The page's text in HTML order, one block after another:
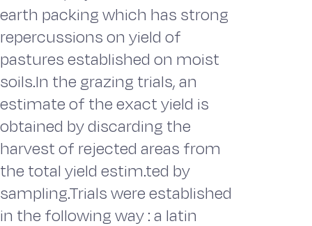
earth packing which has strong
repercussions on yield of
pastures established on moist
soils.In the grazing trials, an
estimate of the exact yield is
obtained by discarding the
harvest of rejected areas from
the total yield estim.ted by
sampling.Trials were established
in the following way : a latin